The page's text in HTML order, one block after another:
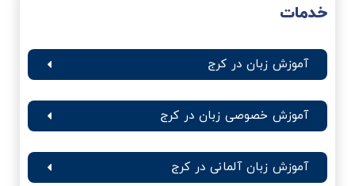
خدمات
آموزش زبان در کرج
آموزش خصوصی زبان در کرج
آموزش زبان آلمانی در کرج